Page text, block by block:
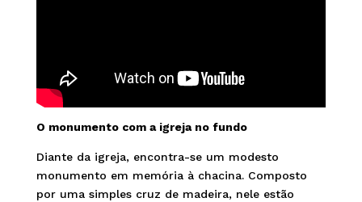
O monumento com a igreja no fundo
Diante da igreja, encontra-se um modesto
monumento em memória à chacina. Composto
por uma simples cruz de madeira, nele estão